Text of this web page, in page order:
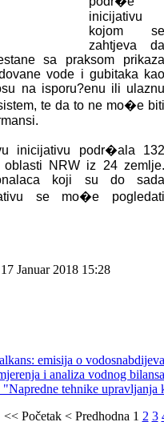
inicijativu
kojom se
zahtjeva da
sa praksom prikaza
vode i gubitaka kao
na isporu?enu ili ulaznu
te da to ne mo�e biti
inicijativu podr�ala 132
oblasti NRW iz 24 zemlje.
koji su do sada
se mo�e pogledati
Januar 2018 15:28
emisija o
i analiza vodnog
tehnike upravljanja
<< Početak< Predhodna 1 2 3